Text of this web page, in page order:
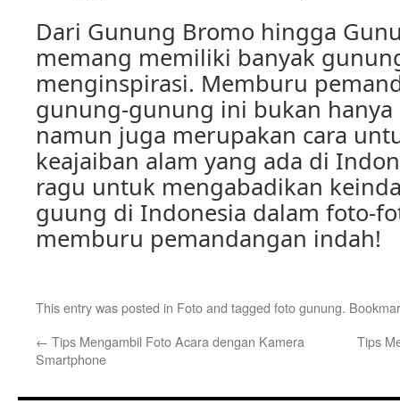
Dari Gunung Bromo hingga
memang memiliki banyak
menginspirasi. Memburu
gunung-gunung ini bukan hanya
namun juga merupakan cara
keajaiban alam yang ada di
ragu untuk mengabadikan
guung di Indonesia dalam foto-
memburu pemandangan indah!
This entry was posted in Fotoand tagged foto gunung.
← Tips Mengambil Foto Acara dengan Kamera
Smartphone
Tips